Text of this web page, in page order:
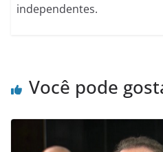
independentes.
Você pode